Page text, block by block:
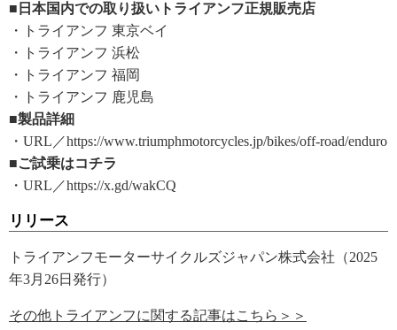
■日本国内での取り扱いトライアンフ正規販売店
・トライアンフ 東京ベイ
・トライアンフ 浜松
・トライアンフ 福岡
・トライアンフ 鹿児島
■製品詳細
・URL／https://www.triumphmotorcycles.jp/bikes/off-road/enduro
■ご試乗はコチラ
・URL／https://x.gd/wakCQ
リリース
トライアンフモーターサイクルズジャパン株式会社（2025
年3月26日発行）
その他トライアンフに関する記事はこちら＞＞